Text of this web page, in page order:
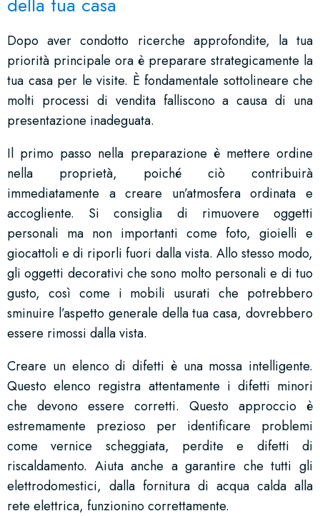
Dopo aver condotto ricerche approfondite, la tua
priorità principale ora è preparare strategicamente la
tua casa per le visite. È fondamentale sottolineare che
molti processi di vendita falliscono a causa di una
presentazione inadeguata.
Il primo passo nella preparazione è mettere ordine
nella proprietà, poiché ciò contribuirà
immediatamente a creare un’atmosfera ordinata e
accogliente. Si consiglia di rimuovere oggetti
personali ma non importanti come foto, gioielli e
giocattoli e di riporli fuori dalla vista. Allo stesso modo,
gli oggetti decorativi che sono molto personali e di tuo
gusto, così come i mobili usurati che potrebbero
sminuire l’aspetto generale della tua casa, dovrebbero
essere rimossi dalla vista.
Creare un elenco di difetti è una mossa intelligente.
Questo elenco registra attentamente i difetti minori
che devono essere corretti. Questo approccio è
estremamente prezioso per identificare problemi
come vernice scheggiata, perdite e difetti di
riscaldamento. Aiuta anche a garantire che tutti gli
elettrodomestici, dalla fornitura di acqua calda alla
rete elettrica, funzionino correttamente.